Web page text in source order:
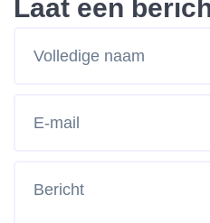
Laat een